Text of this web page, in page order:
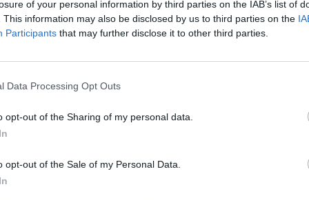
of your personal information by third parties on the IAB’s list of
This information may also be disclosed by us to third parties on the
Participants that may further disclose it to other third parties.
Data Processing Opt Outs
opt-out of the Sharing of my personal data.
opt-out of the Sale of my Personal Data.
su finansiniais sunkumais, jiems yra sudėtinga
nuomojamam savivaldybės būstui nusipirkti ir
iš karto.